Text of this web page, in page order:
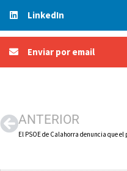
LinkedIn
Enviar por email
ANTERIOR